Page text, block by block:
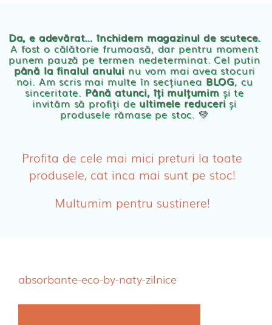
Servetele umede ecologice
Cosmetice BEBE
Olita Bio Naty
PRODUSE FEMEI
Absorbante Post-Natale
Absorbante Incontinenta Urinara
Da, e adevărat… închidem magazinul de scutece.
A fost o călătorie frumoasă, dar pentru moment
punem pauză pe termen nedeterminat. Cel putin
până la finalul anului nu vom mai avea stocuri
noi. Am scris mai multe în secțiunea BLOG, cu
sinceritate. Până atunci, îți mulțumimși te
invităm să profiți de ultimele reduceriși
produsele rămase pe stoc. 💛
Profita de cele mai mici preturi la toate
produsele, cat inca mai sunt pe stoc!
Multumim pentru sustinere!
absorbante-eco-by-naty-zilnice